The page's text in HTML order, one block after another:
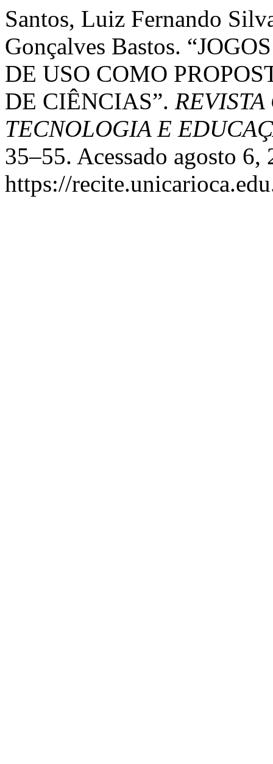
Santos, Luiz Fernando
Gonçalves Bastos.
DE USO COMO
DE CIÊNCIAS”.
TECNOLOGIA E
35–55. Acessado agosto 6,
https://